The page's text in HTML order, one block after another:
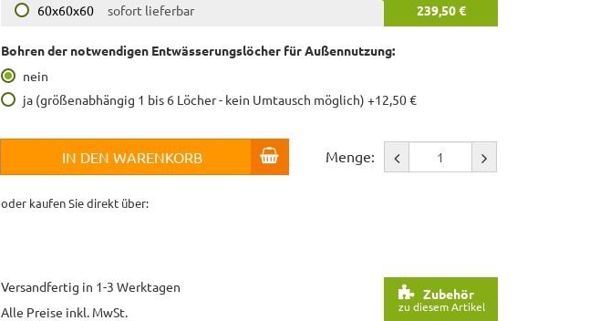
60x60x60 239,50 €
sofort lieferbar
Bohren der notwendigen Entwässerungslöcher für Außennutzung:
nein
ja (größenabhängig 1 bis 6 Löcher - kein Umtausch möglich) +12,50 €
IN DEN WARENKORB Menge:
oder kaufen Sie direkt über:
Zubehör
zu diesem Artikel
Versandfertig in 1-3 Werktagen
Alle Preise inkl. MwSt.